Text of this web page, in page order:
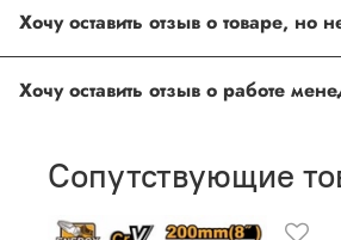
товарах проходят модерацию.
ingco.or.itk@gmail.com;
Ваш отзыв о товаре, магазине или
Оставить отзыв о покупке
Сопутствующие